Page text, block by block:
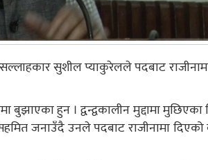
सल्लाहकार सुशील प्याकुरेलले पदबाट
बुझाएका हुन । द्वन्द्वकालीन मुद्दामा मुछिएका
जनाउँदै उनले पदबाट राजीनामा